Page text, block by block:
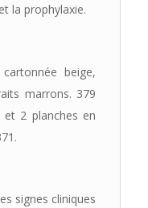
la prophylaxie.
beige,
marrons. 379
2 planches en
signes cliniques